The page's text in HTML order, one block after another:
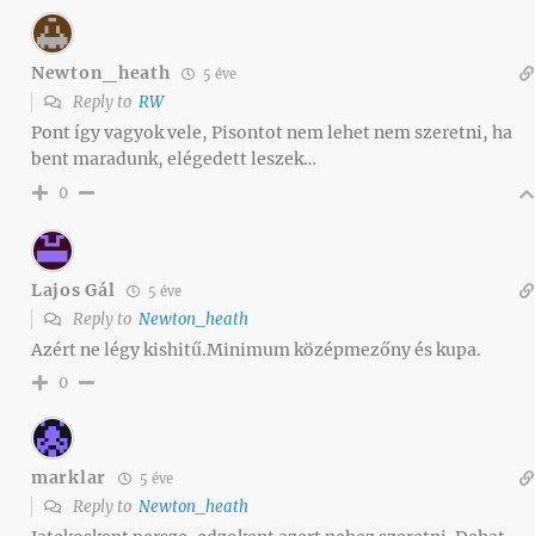
Newton_heath 5 éve
Reply to RW
Pont így vagyok vele, Pisontot nem lehet nem szeretni, ha
bent maradunk, elégedett leszek…
0
Lajos Gál 5 éve
Reply to Newton_heath
Azért ne légy kishitű.Minimum középmezőny és kupa.
0
marklar 5 éve
Reply to Newton_heath